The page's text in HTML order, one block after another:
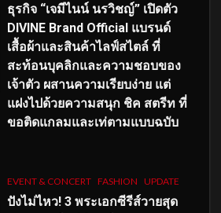
ธุรกิจ “เจมีไนน์ นรวิชญ์” เปิดตัว
DIVINE Brand Official แบรนด์
เสื้อผ้าและสินค้าไลฟ์สไตล์ ที่
สะท้อนบุคลิกและความชอบของ
เจ้าตัว ผสานความเรียบง่าย แต่
แฝงไปด้วยความสนุก ชิค สตรีท ที่
ขอติดแกลมและเท่ตามแบบฉบับ
EVENT & CONCERT FASHION UPDATE
ปังไม่ไหว! 3 พระเอกซีรีส์วายสุด